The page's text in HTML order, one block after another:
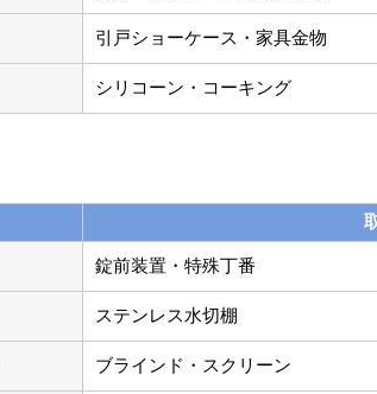
引戸ショーケース・家具金物
シリコーン・コーキング
錠前装置・特殊丁番
ステンレス水切棚
ブラインド・スクリーン